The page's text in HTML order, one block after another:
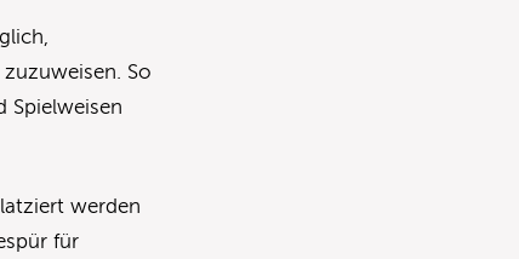
So
Spielweisen
werden
für